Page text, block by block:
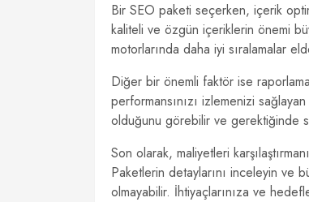
Bir SEO paketi seçerken, içerik
kaliteli ve özgün içeriklerin önemi
motorlarında daha iyi sıralamalar
Diğer bir önemli faktör ise
performansınızı izlemenizi
olduğunu görebilir ve gerektiğinde
Son olarak, maliyetleri
Paketlerin detaylarını inceleyin ve
olmayabilir. İhtiyaçlarınıza ve